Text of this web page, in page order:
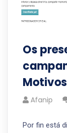
Os
Motivos
Afanip
Por fin está